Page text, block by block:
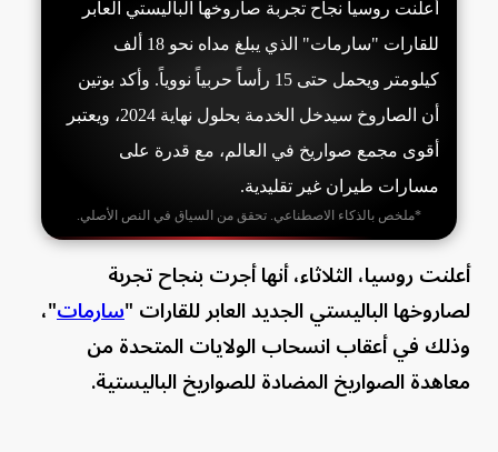
أعلنت روسيا نجاح تجربة صاروخها الباليستي العابر
للقارات "سارمات" الذي يبلغ مداه نحو 18 ألف
كيلومتر ويحمل حتى 15 رأساً حربياً نووياً. وأكد بوتين
أن الصاروخ سيدخل الخدمة بحلول نهاية 2024، ويعتبر
أقوى مجمع صواريخ في العالم، مع قدرة على
مسارات طيران غير تقليدية.
*ملخص بالذكاء الاصطناعي. تحقق من السياق في النص الأصلي.
أعلنت روسيا، الثلاثاء، أنها أجرت بنجاح تجربة
لصاروخها الباليستي الجديد العابر للقارات "سارمات"،
وذلك في أعقاب انسحاب الولايات المتحدة من
معاهدة الصواريخ المضادة للصواريخ الباليستية.